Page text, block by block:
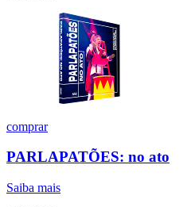
comprar
PARLAPATÕES: no ato
Saiba mais